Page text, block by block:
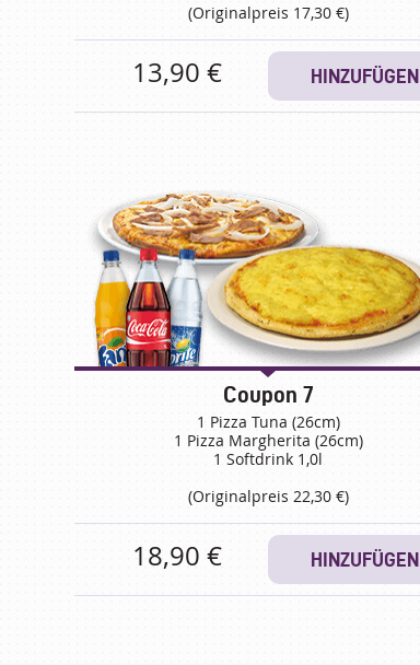
(Originalpreis 17,30 €)
13,90 € HINZUFÜGEN
Coupon 7
1 Pizza Tuna (26cm)
1 Pizza Margherita (26cm)
1 Softdrink 1,0l
(Originalpreis 22,30 €)
18,90 € HINZUFÜGEN